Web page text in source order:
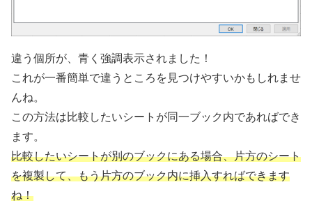
違う個所が、青く強調表示されました！
これが一番簡単で違うところを見つけやすいかもしれませ
んね。
この方法は比較したいシートが同一ブック内であればでき
ます。
比較したいシートが別のブックにある場合、片方のシート
を複製して、もう片方のブック内に挿入すればできます
ね！